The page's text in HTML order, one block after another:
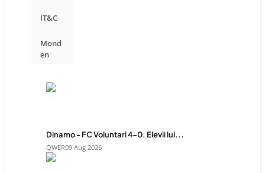
IT&C
Mond
en
Dinamo - FC Voluntari 4-0. Elevii lui...
QWER09 Aug 2026